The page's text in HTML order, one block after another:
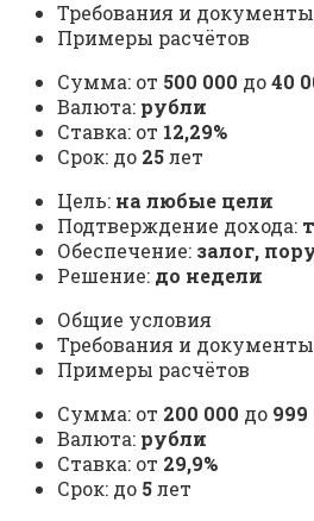
Требования и документы
Примеры расчётов
Сумма: от 500 000 до40
Валюта: рубли
Ставка: от 12,29%
Срок: до 25лет
Цель: на любые цели
Подтверждение дохода:
Обеспечение: залог,
Решение: до недели
Общие условия
Требования и документы
Примеры расчётов
Сумма: от 200 000 до 999
Валюта: рубли
Ставка: от 29,9%
Срок: до 5лет